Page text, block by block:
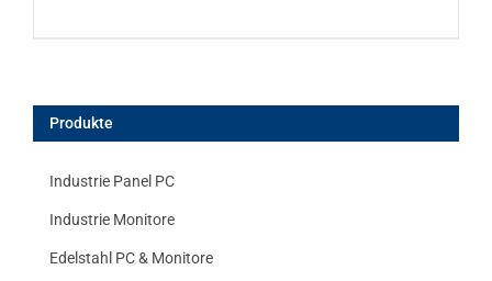
Produkte
Industrie Panel PC
Industrie Monitore
Edelstahl PC & Monitore